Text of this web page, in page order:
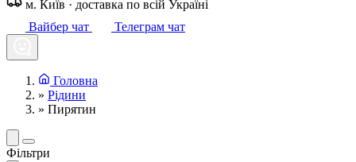
м. Київ · доставка по всій Україні
Вайбер чат
Телеграм чат
Головна
» Рідини
» Пирятин
Фільтри